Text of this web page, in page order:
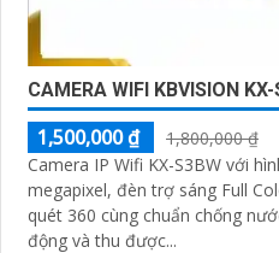
CAMERA WIFI KBVISION
1,500,000 ₫
1,800,000 ₫
Camera IP Wifi KX-S3BW với
megapixel, đèn trợ sáng Full
quét 360 cùng chuẩn chống
động và thu được...